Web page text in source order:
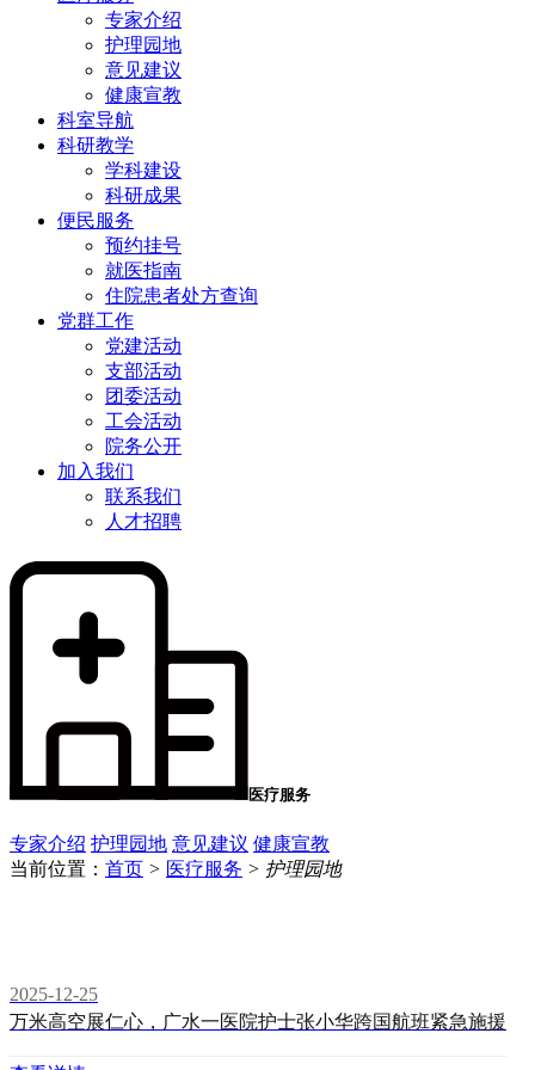
专家介绍
护理园地
意见建议
健康宣教
科室导航
科研教学
学科建设
科研成果
便民服务
预约挂号
就医指南
住院患者处方查询
党群工作
党建活动
支部活动
团委活动
工会活动
院务公开
加入我们
联系我们
人才招聘
医疗服务
专家介绍 护理园地 意见建议 健康宣教
当前位置： 首页 > 医疗服务 > 护理园地
2025-12-25
万米高空展仁心，广水一医院护士张小华跨国航班紧急施援